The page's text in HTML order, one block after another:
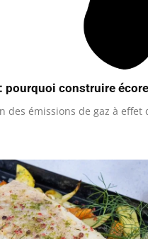
pourquoi construire
des émissions de gaz à